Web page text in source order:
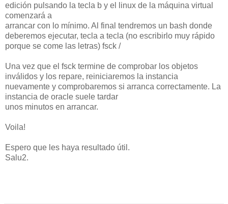
edición pulsando la tecla b y el linux de la máquina virtual
comenzará a
arrancar con lo mínimo. Al final tendremos un bash donde
deberemos ejecutar, tecla a tecla (no escribirlo muy rápido
porque se come las letras) fsck /
Una vez que el fsck termine de comprobar los objetos
inválidos y los repare, reiniciaremos la instancia
nuevamente y comprobaremos si arranca correctamente. La
instancia de oracle suele tardar
unos minutos en arrancar.
Voila!
Espero que les haya resultado útil.
Salu2.